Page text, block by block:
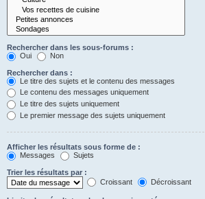
Rechercher dans les sous-forums :
Oui
Non
Rechercher dans :
Le titre des sujets et le contenu des messages
Le contenu des messages uniquement
Le titre des sujets uniquement
Le premier message des sujets uniquement
Afficher les résultats sous forme de :
Messages
Sujets
Trier les résultats par :
Croissant
Décroissant